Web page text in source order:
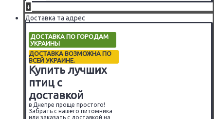
+
Доставка та адрес
ДОСТАВКА ПО ГОРОДАМ
УКРАИНЫ
ДОСТАВКА ВОЗМОЖНА ПО
ВСЕЙ УКРАИНЕ.
Купить лучших
птиц с
доставкой
в Днепре проще простого!
Забрать с нашего питомника
или заказать с доставкой на